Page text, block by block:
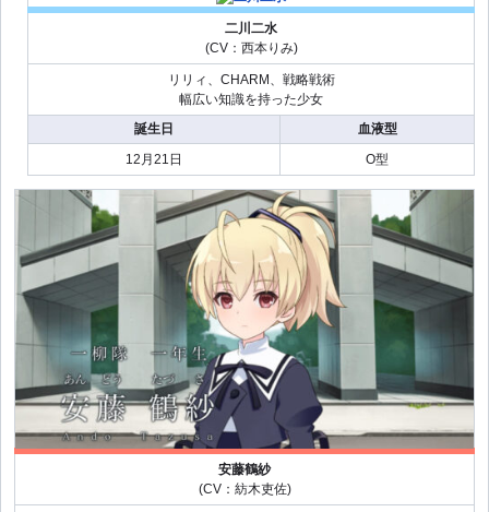
二川二水
(CV：西本りみ)
リリィ、CHARM、戦略戦術
幅広い知識を持った少女
誕生日
血液型
12月21日
O型
安藤鶴紗
(CV：紡木吏佐)